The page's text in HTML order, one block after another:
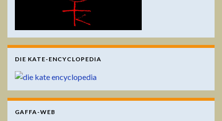
DIE KATE-ENCYCLOPEDIA
GAFFA-WEB